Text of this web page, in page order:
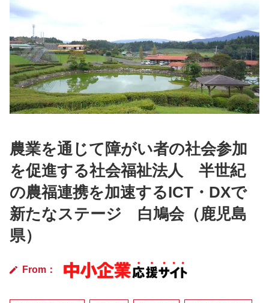
コラム
お役立ち資料
セミナー
お問い合わせ
農業を通じて障がい者の社会参加
を促進する社会福祉法人 半世紀
の農福連携を加速するICT・DXで
新たなステージ 白鳩会（鹿児島
県）
From：